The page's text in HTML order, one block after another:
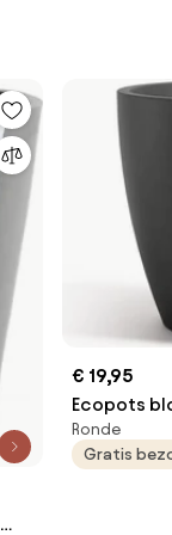
€ 19,95
Ecopots
Rond -
H17,7 cm
Ronde
Gratis